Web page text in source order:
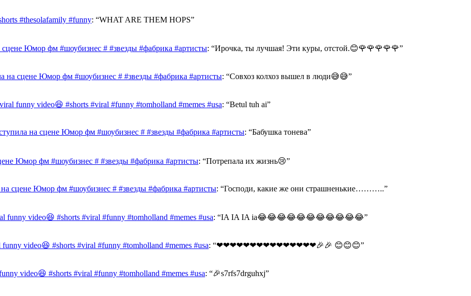
#thesolafamily #funny: “WHAT ARE THEM HOPS”
Юмор фм #шоубизнес # #звезды #фабрика #артисты: “Ирочка, ты лучшая! Эти куры, отстой.😊🌹🌹🌹🌹🌹”
на сцене Юмор фм #шоубизнес # #звезды #фабрика #артисты: “Совхоз колхоз вышел в люди😅😅”
funny video😆 #shorts #viral #funny #tomholland #memes #usa: “Betul tuh ai”
на сцене Юмор фм #шоубизнес # #звезды #фабрика #артисты: “Бабушка тонева”
Юмор фм #шоубизнес # #звезды #фабрика #артисты: “Потрепала их жизнь😢”
сцене Юмор фм #шоубизнес # #звезды #фабрика #артисты: “Господи, какие же они страшненькие………..”
funny video😆 #shorts #viral #funny #tomholland #memes #usa: “IA IA IA ia😂😂😂😂😂😂😂😂😂😂😂”
video😆 #shorts #viral #funny #tomholland #memes #usa: “❤❤❤❤❤❤❤❤❤❤❤❤❤❤❤🎉🎉 😊😊😊”
video😆 #shorts #viral #funny #tomholland #memes #usa: “🎉s7rfs7drguhxj”